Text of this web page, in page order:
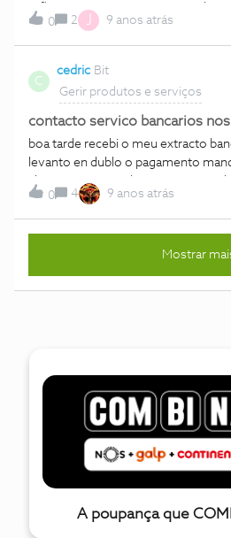
reflete este transtorno? Ou tenho
apoio?
0 2 J 9 anos atrás
C
cedric Bit
Gerir produtos e serviços
contacto servico bancarios nos
boa tarde recebi o meu extracto bancario e vi que a nos
levanto en dublo o pagamento mandei un email servico
clientes e gestao da nos e nao recebi noticias
0 4 9 anos atrás
Mostrar
A poupança que